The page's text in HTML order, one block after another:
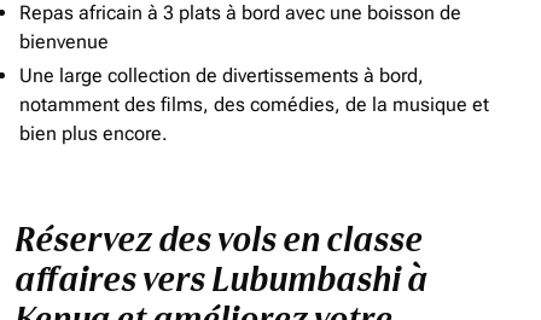
Repas africain à 3 plats à bord avec une boisson de
bienvenue
Une large collection de divertissements à bord,
notamment des films, des comédies, de la musique et
bien plus encore.
Réservez des vols en classe
affaires vers Lubumbashi à